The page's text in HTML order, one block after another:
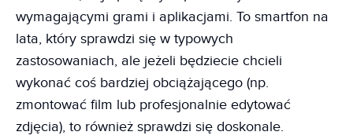
wymagającymi grami i aplikacjami. To smartfon na
lata, który sprawdzi się w typowych
zastosowaniach, ale jeżeli będziecie chcieli
wykonać coś bardziej obciążającego (np.
zmontować film lub profesjonalnie edytować
zdjęcia), to również sprawdzi się doskonale.